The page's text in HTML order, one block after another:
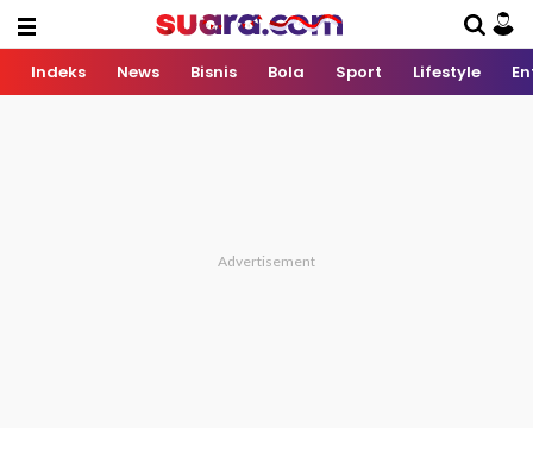
Indeks News Bisnis Bola Sport Lifestyle